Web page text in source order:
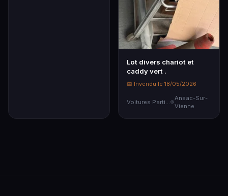
Lot divers chariot et
caddy vert .
📅 Invendu le 18/05/2026
Voitures Particulières
Ansac-Sur-
Vienne